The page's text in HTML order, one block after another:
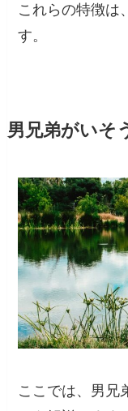
これらの特徴は
す。
男兄弟がいそ
ここでは、男兄